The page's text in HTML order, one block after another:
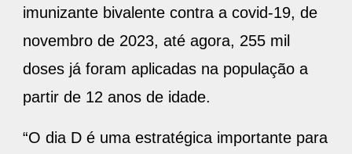
imunizante bivalente contra a covid-19, de
novembro de 2023, até agora, 255 mil
doses já foram aplicadas na população a
partir de 12 anos de idade.
“O dia D é uma estratégica importante para